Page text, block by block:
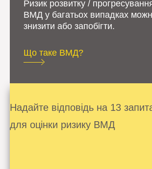
Ризик розвитку /
ВМД у багатьох випадках
знизити або запобігти.
Що таке ВМД?
Надайте відповідь на 13
для оцінки ризику ВМД